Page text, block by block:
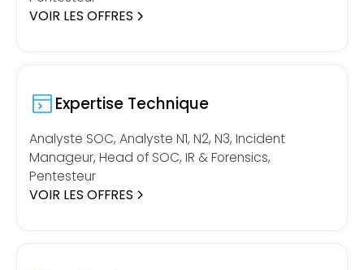
VOIR LES OFFRES
Expertise Technique
Analyste SOC, Analyste N1, N2, N3, Incident
Manageur, Head of SOC, IR & Forensics,
Pentesteur
VOIR LES OFFRES